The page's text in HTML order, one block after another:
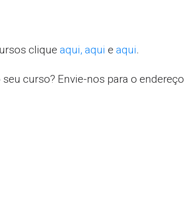
clique aqui, aqui e aqui.
curso? Envie-nos para o endereço